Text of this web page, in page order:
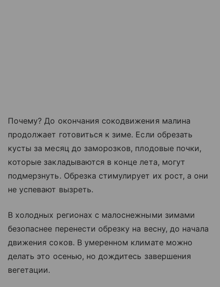
Почему? До окончания сокодвижения малина
продолжает готовиться к зиме. Если обрезать
кусты за месяц до заморозков, плодовые почки,
которые закладываются в конце лета, могут
подмерзнуть. Обрезка стимулирует их рост, а они
не успевают вызреть.
В холодных регионах с малоснежными зимами
безопаснее перенести обрезку на весну, до начала
движения соков. В умеренном климате можно
делать это осенью, но дождитесь завершения
вегетации.